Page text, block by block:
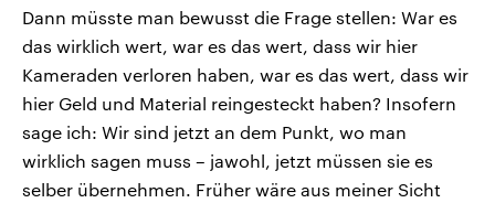
Dann müsste man bewusst die Frage stellen: War es
das wirklich wert, war es das wert, dass wir hier
Kameraden verloren haben, war es das wert, dass wir
hier Geld und Material reingesteckt haben? Insofern
sage ich: Wir sind jetzt an dem Punkt, wo man
wirklich sagen muss – jawohl, jetzt müssen sie es
selber übernehmen. Früher wäre aus meiner Sicht